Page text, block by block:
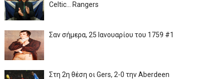
Celtic... Rangers
Σαν σήμερα, 25 Ιανουαρίου του 1759 #1
Στη 2η θέση οι Gers, 2-0 την Aberdeen